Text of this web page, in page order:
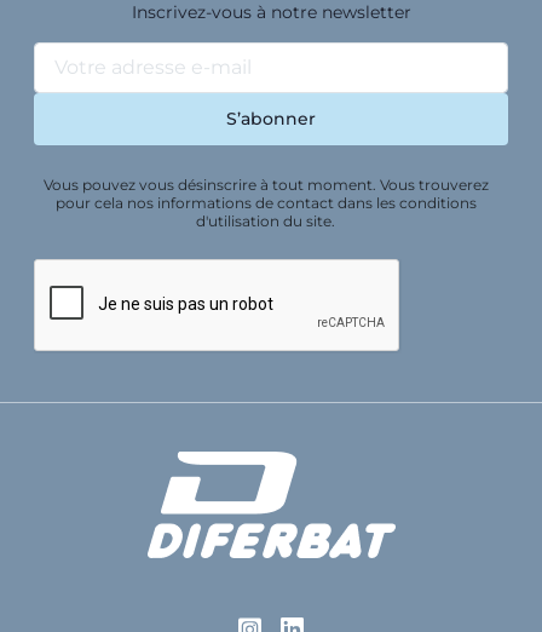
Inscrivez-vous à notre newsletter
Vous pouvez vous désinscrire à tout moment. Vous trouverez
pour cela nos informations de contact dans les conditions
d'utilisation du site.